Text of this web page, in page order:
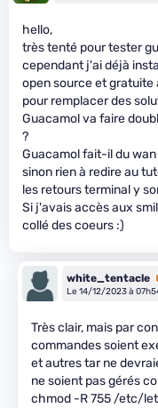
hello,
très tenté pour tester
cependant j'ai déjà
open source et
pour remplacer des
Guacamol va faire
?
Guacamol fait-il du wan
sinon rien à redire au
les retours terminal y
Si j'avais accès aux
collé des coeurs :)
white_tentacle
Le 14/12/2023 à
Très clair, mais par
commandes soient
et autres tar ne
ne soient pas gérés
chmod -R 755 /etc/